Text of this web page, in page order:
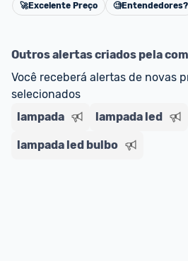
🚀Excelente Preço 🧐Entendedores?
Outros alertas criados pela
Você receberá alertas de novas
selecionados
lampada
lampada led
lampada led bulbo